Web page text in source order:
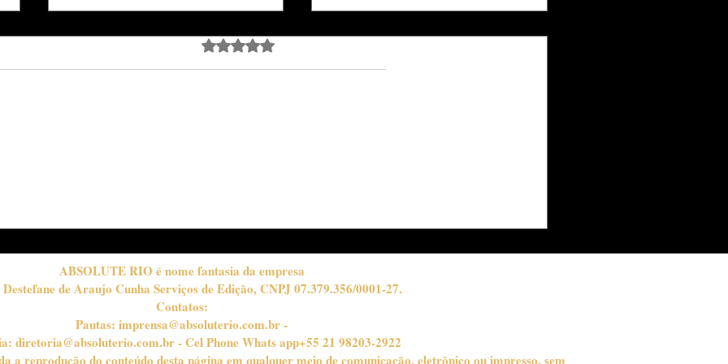
COLEÇÃO MOONLIT,
Avaliado com 0 de 5 estrelas.
ABSOLUTE RIO é nome fantasia da empresa
de Araujo Cunha Serviços de Edição, CNPJ 07.379.356/0001-27.
Contatos:
Pautas: imprensa@absoluterio.com.br-
diretoria@absoluterio.com.br- Cel Phone Whats app+55 21 98203-2922
a reprodução do conteúdo desta página em qualquer meio de comunicação, eletrônico ou impresso, sem